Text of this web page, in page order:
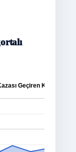
Geçiren Kişi Sayısı